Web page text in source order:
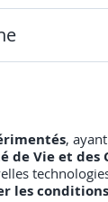
,
de Vie et des
les